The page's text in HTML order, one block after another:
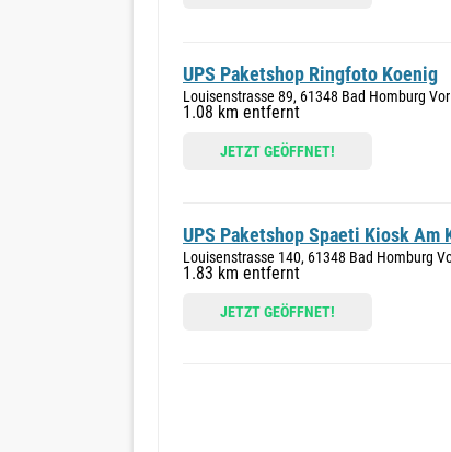
UPS Paketshop Ringfoto Koenig
Louisenstrasse 89, 61348 Bad Homburg
1.08 km entfernt
JETZT GEÖFFNET!
UPS Paketshop Spaeti Kiosk Am
Louisenstrasse 140, 61348 Bad Homburg
1.83 km entfernt
JETZT GEÖFFNET!